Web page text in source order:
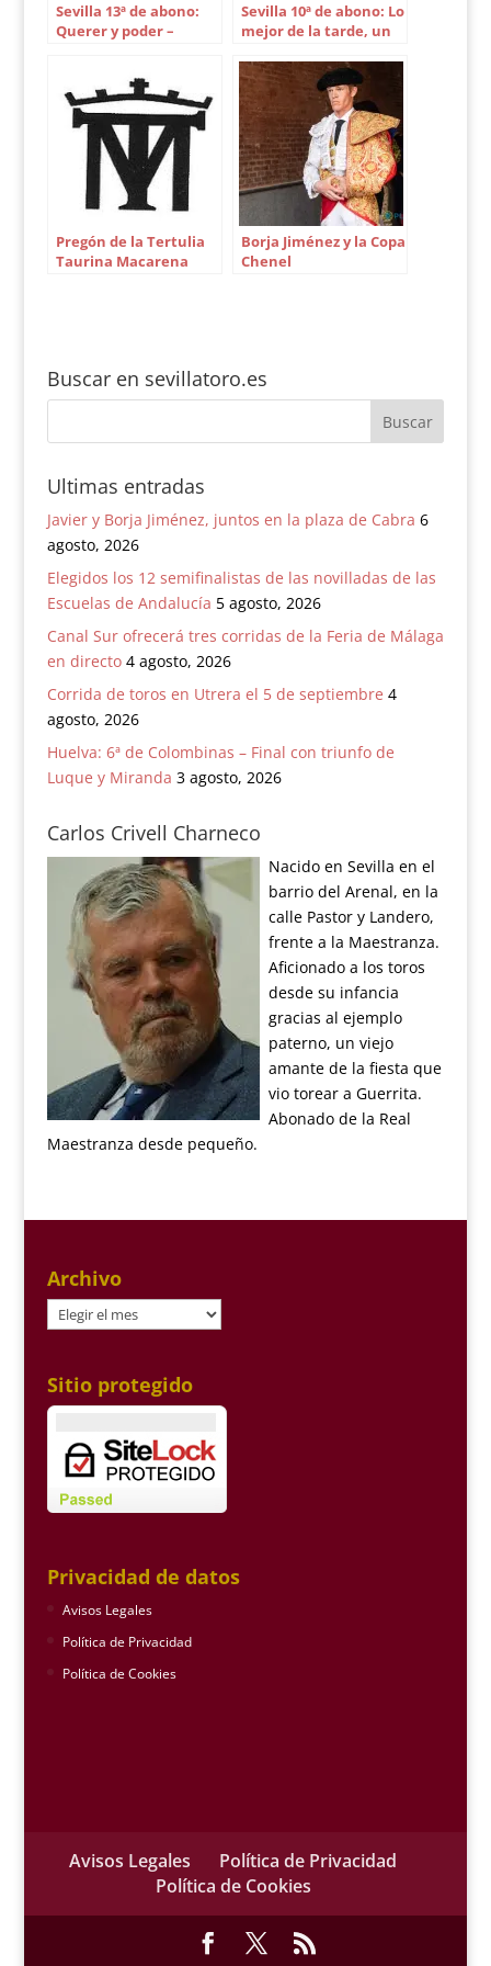
Sevilla 13ª de abono:
Querer y poder –
Sevilla 10ª de abono: Lo
mejor de la tarde, un
Ramírez
Pregón de la Tertulia
Taurina Macarena
Borja Jiménez y la Copa
Chenel
Buscar en sevillatoro.es
Ultimas entradas
Javier y Borja Jiménez, juntos en la plaza de Cabra 6
agosto, 2026
Elegidos los 12 semifinalistas de las novilladas de las
Escuelas de Andalucía 5 agosto, 2026
Canal Sur ofrecerá tres corridas de la Feria de Málaga
en directo 4 agosto, 2026
Corrida de toros en Utrera el 5 de septiembre 4
agosto, 2026
Huelva: 6ª de Colombinas – Final con triunfo de
Luque y Miranda 3 agosto, 2026
Carlos Crivell Charneco
Nacido en Sevilla en el
barrio del Arenal, en la
calle Pastor y Landero,
frente a la Maestranza.
Aficionado a los toros
desde su infancia
gracias al ejemplo
paterno, un viejo
amante de la fiesta que
vio torear a Guerrita.
Abonado de la Real
Maestranza desde pequeño.
Archivo
Archivo
Sitio protegido
Privacidad de datos
Avisos Legales
Política de Privacidad
Política de Cookies
Avisos Legales
Política de Privacidad
Política de Cookies